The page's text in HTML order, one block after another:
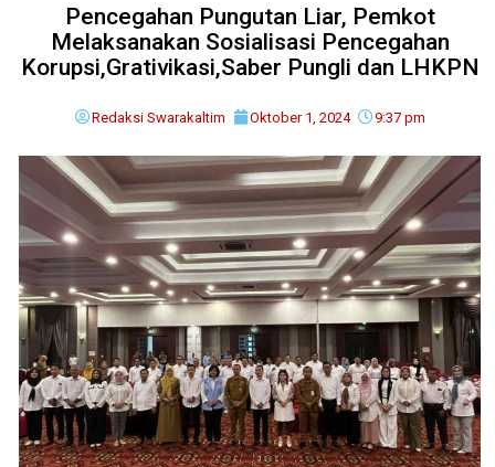
Pencegahan Pungutan Liar, Pemkot
Melaksanakan Sosialisasi Pencegahan
Korupsi,Grativikasi,Saber Pungli dan LHKPN
Redaksi Swarakaltim Oktober 1, 2024 9:37 pm